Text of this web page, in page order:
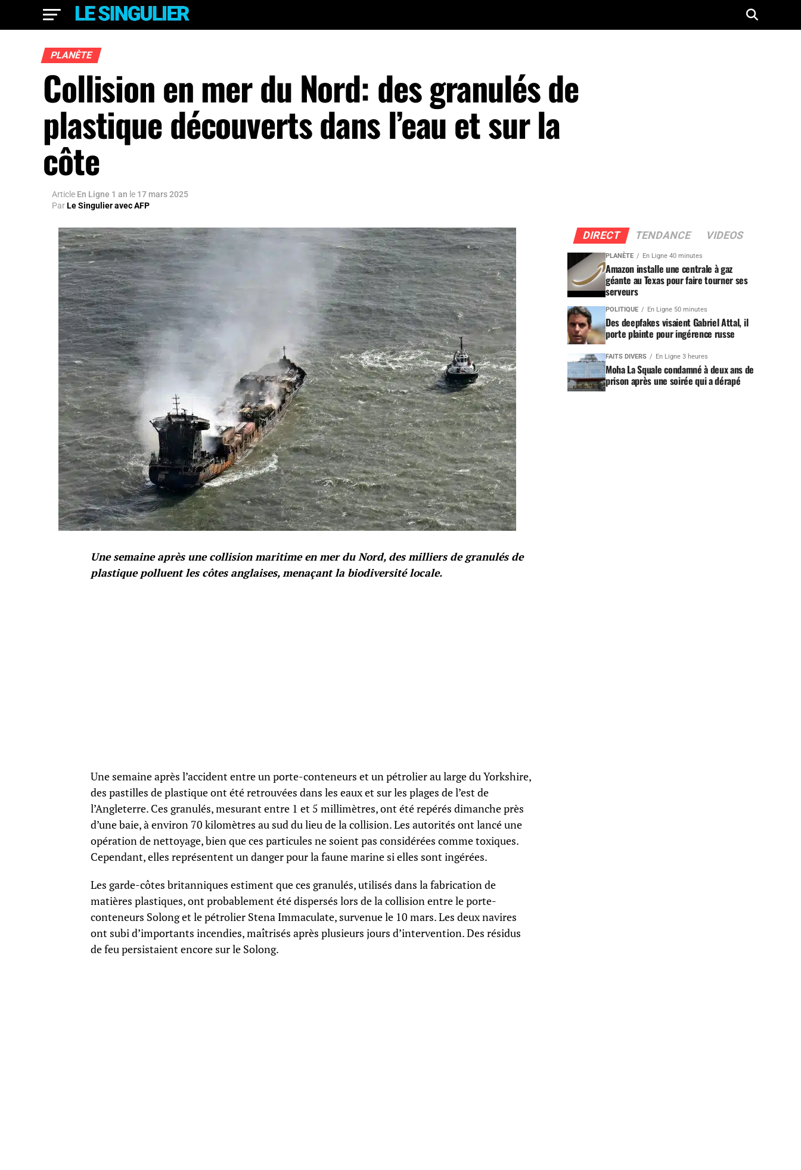
PLANÈTE
Collision en mer du Nord: des granulés de
plastique découverts dans l’eau et sur la
côte
Article En Ligne 1 an le 17 mars 2025
ParLe Singulier avec AFP
Une semaine après une collision maritime en mer du Nord, des milliers de granulés de
plastique polluent les côtes anglaises, menaçant la biodiversité locale.
Une semaine après l’accident entre un porte-conteneurs et un pétrolier au large du Yorkshire,
des pastilles de plastique ont été retrouvées dans les eaux et sur les plages de l’est de
l’Angleterre. Ces granulés, mesurant entre 1 et 5 millimètres, ont été repérés dimanche près
d’une baie, à environ 70 kilomètres au sud du lieu de la collision. Les autorités ont lancé une
opération de nettoyage, bien que ces particules ne soient pas considérées comme toxiques.
Cependant, elles représentent un danger pour la faune marine si elles sont ingérées.
Les garde-côtes britanniques estiment que ces granulés, utilisés dans la fabrication de
matières plastiques, ont probablement été dispersés lors de la collision entre le porte-
conteneurs Solong et le pétrolier Stena Immaculate, survenue le 10 mars. Les deux navires
ont subi d’importants incendies, maîtrisés après plusieurs jours d’intervention. Des résidus
de feu persistaient encore sur le Solong.
DIRECT TENDANCE VIDEOS
PLANÈTE En Ligne 40 minutes
Amazon installe une centrale à gaz
géante au Texas pour faire tourner ses
serveurs
POLITIQUE En Ligne 50 minutes
Des deepfakes visaient Gabriel Attal, il
porte plainte pour ingérence russe
FAITS DIVERS En Ligne 3 heures
Moha La Squale condamné à deux ans de
prison après une soirée qui a dérapé